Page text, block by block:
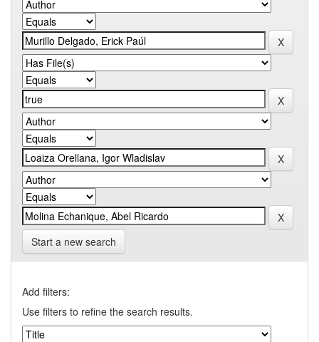
Start a new search
Add filters:
Use filters to refine the search results.